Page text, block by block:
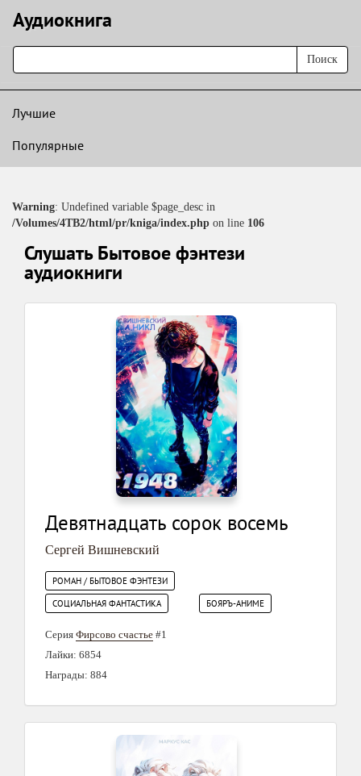
Аудиокнигa
Поиск
Лучшие
Популярные
Warning: Undefined variable $page_desc in
/Volumes/4TB2/html/pr/kniga/index.php on line 106
Слушать Бытовое фэнтези
аудиокниги
Девятнадцать сорок восемь
Сергей Вишневский
РОМАН / БЫТОВОЕ ФЭНТЕЗИ
СОЦИАЛЬНАЯ ФАНТАСТИКА
БОЯРЪ-АНИМЕ
Серия Фирсово счастье #1
Лайки: 6854
Награды: 884